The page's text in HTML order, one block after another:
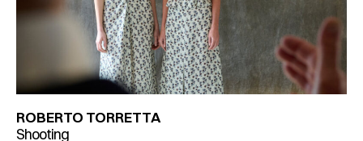
ROBERTO TORRETTA
Shooting